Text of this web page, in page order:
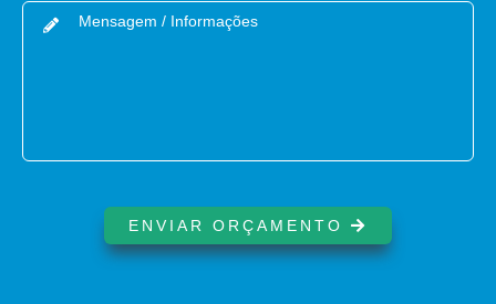
ENVIAR ORÇAMENTO